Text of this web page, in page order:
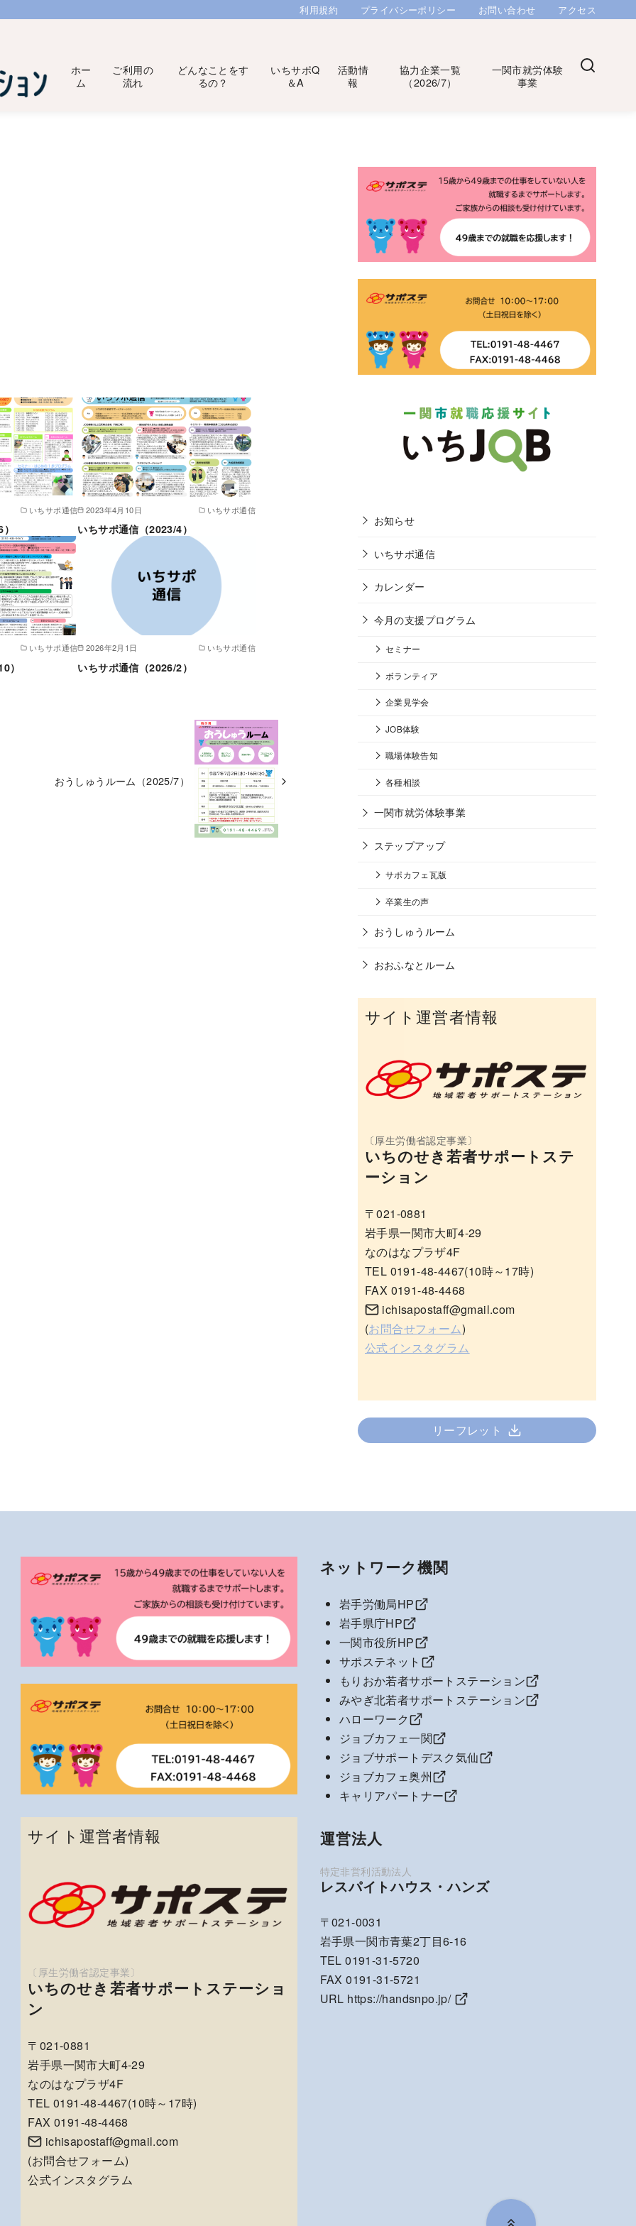
利用規約 プライバシーポリシー お問い合わせ アクセス
ホー
ム
ご利用の
流れ
どんなことをす
るの？
いちサポQ
＆A
活動情
報
協力企業一覧
（2026/7）
一関市就労体験
事業
いちサポ通信 2023年4月10日 いちサポ通信
いちサポ通信（2023/4）
いちサポ通信
）
2026年2月1日 いちサポ通信
いちサポ通信（2026/2）
おうしゅうルーム（2025/7）
お知らせ
いちサポ通信
カレンダー
今月の支援プログラム
セミナー
ボランティア
企業見学会
JOB体験
職場体験告知
各種相談
一関市就労体験事業
ステップアップ
サポカフェ瓦版
卒業生の声
おうしゅうルーム
おおふなとルーム
サイト運営者情報
いちのせき若者サポートステ
ーション
〒021-0881
岩手県一関市大町4-29
なのはなプラザ4F
TEL 0191-48-4467(10時～17時)
FAX 0191-48-4468
ichisapostaff@gmail.com
(お問合せフォーム)
公式インスタグラム
リーフレット
サイト運営者情報
いちのせき若者サポートステーショ
ン
〒021-0881
岩手県一関市大町4-29
なのはなプラザ4F
TEL 0191-48-4467(10時～17時)
FAX 0191-48-4468
ichisapostaff@gmail.com
(お問合せフォーム)
公式インスタグラム
ネットワーク機関
岩手労働局HP
岩手県庁HP
一関市役所HP
サポステネット
もりおか若者サポートステーション
みやぎ北若者サポートステーション
ハローワーク
ジョブカフェ一関
ジョブサポートデスク気仙
ジョブカフェ奥州
キャリアパートナー
運営法人
レスパイトハウス・ハンズ
〒021-0031
岩手県一関市青葉2丁目6-16
TEL 0191-31-5720
FAX 0191-31-5721
URL https://handsnpo.jp/